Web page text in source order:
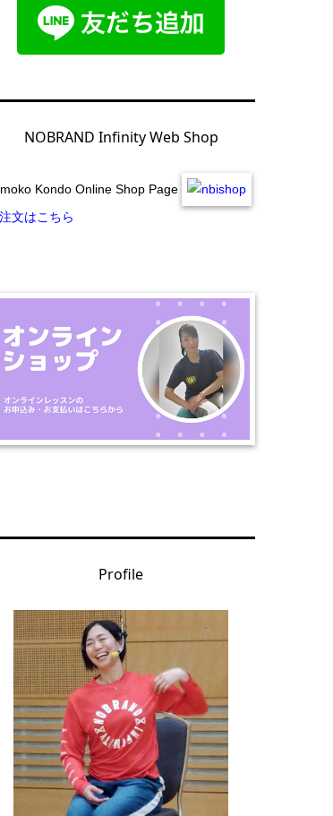
NOBRAND Infinity Web Shop
Kondo Online Shop Page
文はこちら
Profile